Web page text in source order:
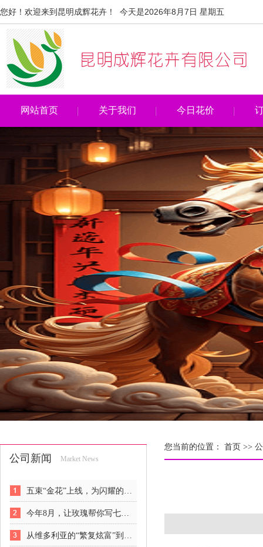
您好！欢迎来到昆明成辉花卉！ 今天是2026年8月7日 星期五
网站首页 关于我们 今日花价
公司新闻 Market News
五束“金花”上线，为闪耀的女人们解锁悦己新姿势
今年8月，让玫瑰帮你写七夕情书
从维多利亚的“繁复炫富”到印象派的“自然呼吸”：欧美花艺的觉醒史
您当前的位置： 首页 >>